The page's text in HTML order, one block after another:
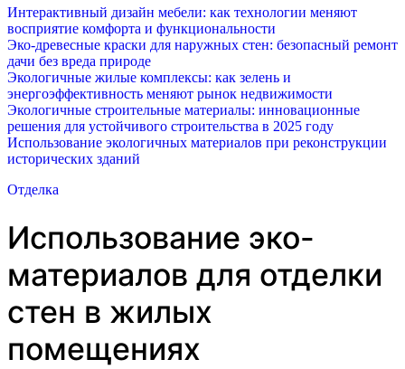
Интерактивный дизайн мебели: как технологии меняют
восприятие комфорта и функциональности
Эко-древесные краски для наружных стен: безопасный ремонт
дачи без вреда природе
Экологичные жилые комплексы: как зелень и
энергоэффективность меняют рынок недвижимости
Экологичные строительные материалы: инновационные
решения для устойчивого строительства в 2025 году
Использование экологичных материалов при реконструкции
исторических зданий
Отделка
Использование эко-
материалов для отделки
стен в жилых
помещениях